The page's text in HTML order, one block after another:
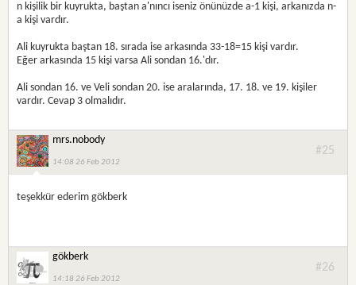
n kişilik bir kuyrukta, baştan a'nıncı iseniz önünüzde a-1 kişi, arkanızda n-
a kişi vardır.
Ali kuyrukta baştan 18. sırada ise arkasında 33-18=15 kişi vardır.
Eğer arkasında 15 kişi varsa Ali sondan 16.'dır.
Ali sondan 16. ve Veli sondan 20. ise aralarında, 17. 18. ve 19. kişiler
vardır. Cevap 3 olmalıdır.
mrs.nobody
14:08 26 Feb 2012
#25
teşekkür ederim gökberk
gökberk
14:18 26 Feb 2012
#26